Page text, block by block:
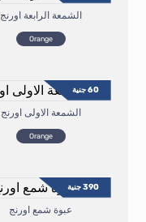
الشمعة الرابعة اورنج
Orange
الشمعة الاولى اورنج
Orange
60جنية
عبوة شمع اورنج
390جنية